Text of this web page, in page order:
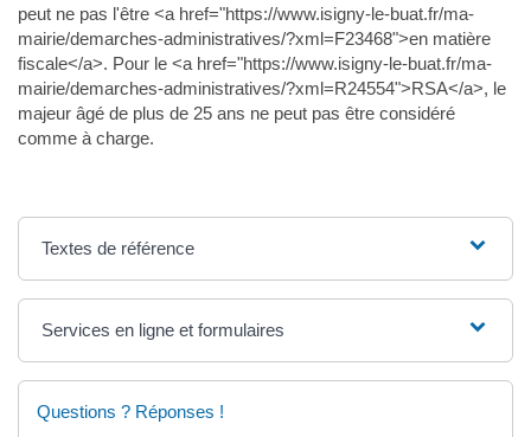
peut ne pas l'être <a href="https://www.isigny-le-buat.fr/ma-
mairie/demarches-administratives/?xml=F23468">en matière
fiscale</a>. Pour le <a href="https://www.isigny-le-buat.fr/ma-
mairie/demarches-administratives/?xml=R24554">RSA</a>, le
majeur âgé de plus de 25 ans ne peut pas être considéré
comme à charge.
Textes de référence
Services en ligne et formulaires
Questions ? Réponses !